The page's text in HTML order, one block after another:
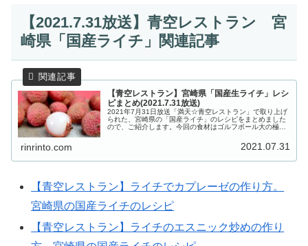
【2021.7.31放送】青空レストラン 宮
崎県「国産ライチ」関連記事
【青空レストラン】宮崎県「国産生ライチ」レシ
ピまとめ(2021.7.31放送)
2021年7月31日放送「満天☆青空レストラン」で取り上げ
られた、宮崎県の「国産ライチ」のレシピをまとめました
ので、ご紹介します。今回の食材はゴルフボール大の極上
rinrinto.com 2021.07.31
【青空レストラン】ライチでカプレーゼの作り方。
宮崎県の国産ライチのレシピ
【青空レストラン】ライチのエスニック炒めの作り